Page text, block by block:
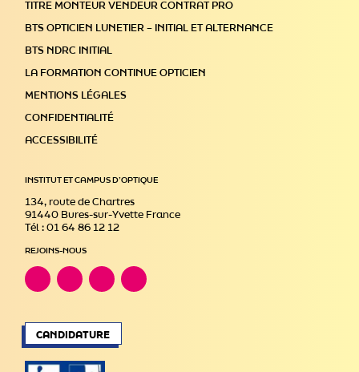
TITRE MONTEUR VENDEUR CONTRAT PRO
BTS OPTICIEN LUNETIER – INITIAL ET ALTERNANCE
BTS NDRC INITIAL
LA FORMATION CONTINUE OPTICIEN
MENTIONS LÉGALES
CONFIDENTIALITÉ
ACCESSIBILITÉ
INSTITUT ET CAMPUS D’OPTIQUE
134, route de Chartres
91440 Bures-sur-Yvette France
Tél : 01 64 86 12 12
REJOINS-NOUS
CANDIDATURE